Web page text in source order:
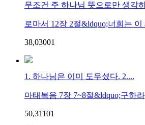
무조건 주 하나님 뜻으로만 생각
로마서 12장 2절&ldquo;너희는
38,03001
1. 하나님은 이미 도우셨다. 2....
마태복음 7장 7~8절&ldquo;구하
50,31101